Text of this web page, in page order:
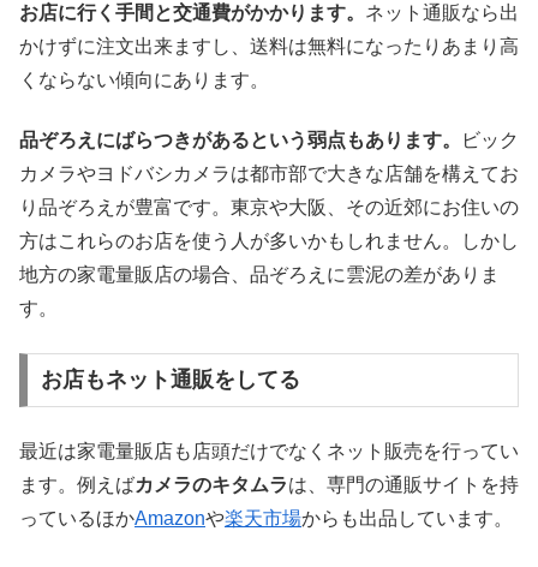
お店に行く手間と交通費がかかります。 ネット通販なら出
かけずに注文出来ますし、送料は無料になったりあまり高
くならない傾向にあります。
品ぞろえにばらつきがあるという弱点もあります。
ビック
カメラやヨドバシカメラは都市部で大きな店舗を構えてお
り品ぞろえが豊富です。東京や大阪、その近郊にお住いの
方はこれらのお店を使う人が多いかもしれません。しかし
地方の家電量販店の場合、品ぞろえに雲泥の差がありま
す。
お店もネット通販をしてる
最近は家電量販店も店頭だけでなくネット販売を行ってい
ます。例えばカメラのキタムラは、専門の通販サイトを持
っているほかAmazonや楽天市場からも出品しています。